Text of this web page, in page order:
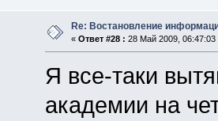
Re: Востановление
« Ответ #28 : 28 Май 2009, 06:47:03
Я все-таки
академии на